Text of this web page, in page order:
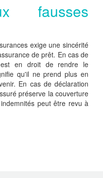
fausses
exige une sincérité
de prêt. En cas de
est en droit de rendre le
qu'il ne prend plus en
En cas de déclaration
préserve la couverture
peut être revu à